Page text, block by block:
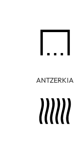
ANTZERKIA